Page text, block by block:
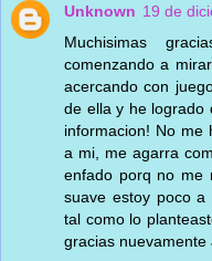
Unknown 19 de
Muchisimas
comenzando a
acercando con
de ella y he logrado
informacion! No me
a mi, me agarra
enfado porq no me
suave estoy poco
tal como lo
gracias nuevamente